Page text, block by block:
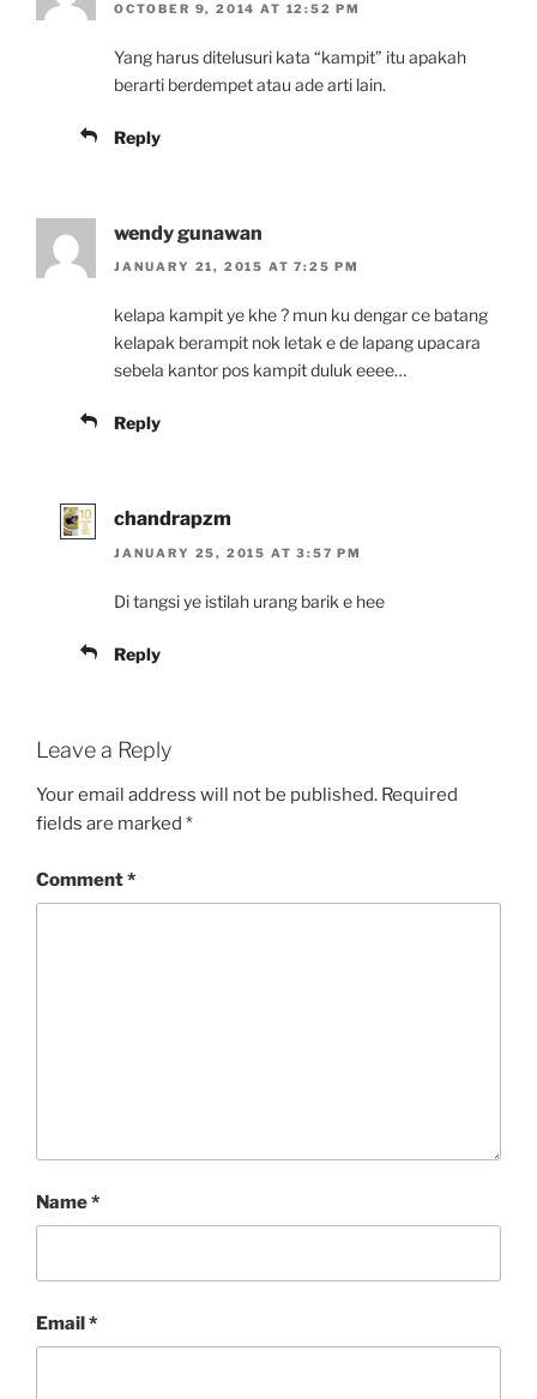
OCTOBER 9, 2014 AT 12:52 PM
Yang harus ditelusuri kata “kampit” itu apakah
berarti berdempet atau ade arti lain.
Reply
wendy gunawan
JANUARY 21, 2015 AT 7:25 PM
kelapa kampit ye khe ? mun ku dengar ce batang
kelapak berampit nok letak e de lapang upacara
sebela kantor pos kampit duluk eeee…
Reply
chandrapzm
JANUARY 25, 2015 AT 3:57 PM
Di tangsi ye istilah urang barik e hee
Reply
Leave a Reply
Your email address will not be published. Required
fields are marked *
Comment*
Name*
Email*